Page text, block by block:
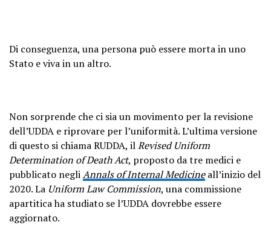
Di conseguenza, una persona può essere morta in uno
Stato e viva in un altro.
Non sorprende che ci sia un movimento per la revisione
dell’UDDA e riprovare per l’uniformità. L’ultima versione
di questo si chiama RUDDA, ilRevised Uniform
Determination of Death Act, proposto da tre medici e
pubblicato negliAnnals of Internal Medicine all’inizio del
2020. La Uniform Law Commission, una commissione
apartitica ha studiato se l’UDDA dovrebbe essere
aggiornato.